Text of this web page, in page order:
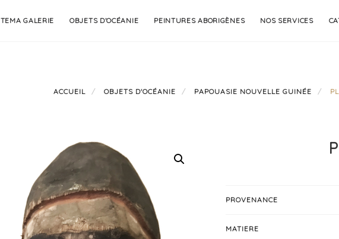
TEMA GALERIE OBJETS D’OCÉANIE PEINTURES ABORIGÈNES NOS SERVICES
ACCUEIL OBJETS D'OCÉANIE PAPOUASIE NOUVELLE GUINÉE
PROVENANCE
MATIERE